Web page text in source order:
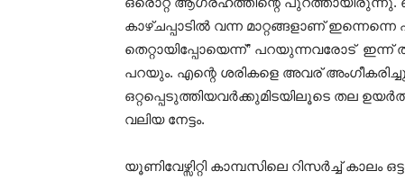
കാഴ്ചപ്പാടിൽ വന്ന മാറ്റങ്ങളാണ്
തെറ്റായിപ്പോയെന്ന്” പറയുന്നവരോട് ഇന്ന്
പറയും. എന്റെ ശരികളെ അവര്
ഒറ്റപ്പെടുത്തിയവർക്കുമിടയിലൂടെ തല
വലിയ നേട്ടം.
യൂണിവേഴ്സിറ്റി കാമ്പസിലെ റിസർച്ച്